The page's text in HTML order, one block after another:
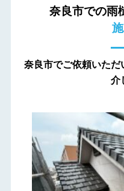
奈良市での雨
奈良市でご依頼いた
介